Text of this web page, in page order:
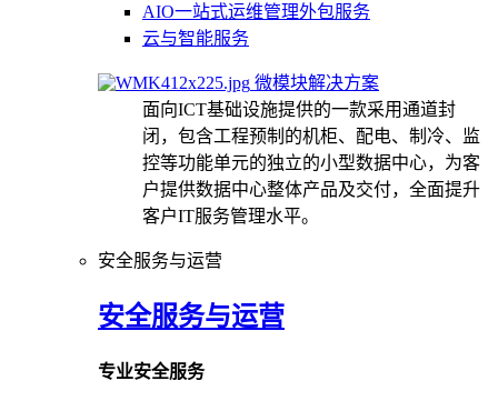
AIO一站式运维管理外包服务
云与智能服务
微模块解决方案
面向ICT基础设施提供的一款采用通道封
闭，包含工程预制的机柜、配电、制冷、监
控等功能单元的独立的小型数据中心，为客
户提供数据中心整体产品及交付，全面提升
客户IT服务管理水平。
安全服务与运营
安全服务与运营
专业安全服务